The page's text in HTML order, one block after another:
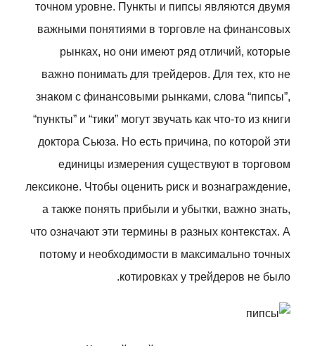
точном уровне. Пункты и пипсы являются двумя
важными понятиями в торговле на финансовых
рынках, но они имеют ряд отличий, которые
важно понимать для трейдеров. Для тех, кто не
знаком с финансовыми рынками, слова “пипсы”,
“пункты” и “тики” могут звучать как что-то из книги
доктора Сьюза. Но есть причина, по которой эти
единицы измерения существуют в торговом
лексиконе. Чтобы оценить риск и вознаграждение,
а также понять прибыли и убытки, важно знать,
что означают эти термины в разных контекстах. А
потому и необходимости в максимально точных
котировках у трейдеров не было.